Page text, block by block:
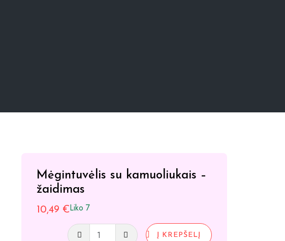
Mėgintuvėlis su kamuoliukais –
žaidimas
10,49 €Liko 7
produkto
Į KREPŠELĮ